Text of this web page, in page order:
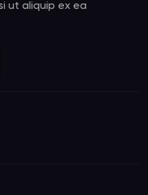
ut aliquip ex ea